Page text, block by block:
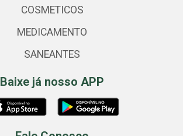
COSMETICOS
MEDICAMENTO
SANEANTES
Baixe já nosso APP